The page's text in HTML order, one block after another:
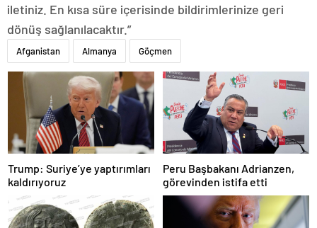
iletiniz. En kısa süre içerisinde bildirimlerinize geri
dönüş sağlanılacaktır.”
Afganistan Almanya Göçmen
Trump: Suriye’ye yaptırımları
kaldırıyoruz
Peru Başbakanı Adrianzen,
görevinden istifa etti